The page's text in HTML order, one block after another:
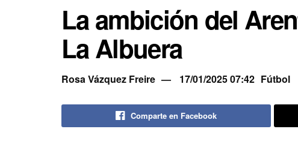
La ambición del
La Albuera
Rosa Vázquez Freire 17/01/2025 07:42 Fútbol
Comparte en Facebook